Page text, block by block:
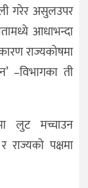
गरेर असुलउपर
आधाभन्दा
राज्यकोषमा
ती
लुट मच्चाउन
राज्यको पक्षमा